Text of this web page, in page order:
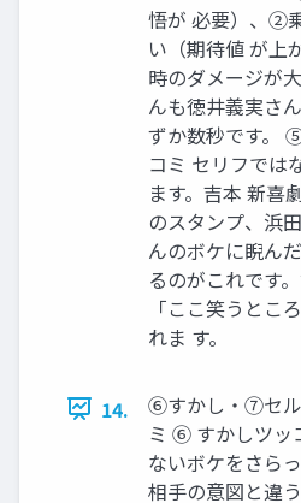
悟が 必要）、②
い（期待値 が上
時のダメージが
んも徳井義実さ
ずか数秒です。
コミ セリフでは
ます。吉本 新喜
のスタンプ、浜
んのボケに睨ん
るのがこれです
「ここ笑うとこ
れま す。
14.
⑥すかし・⑦セ
ミ ⑥ すかしツッ
ないボケをさら
相手の意図と違